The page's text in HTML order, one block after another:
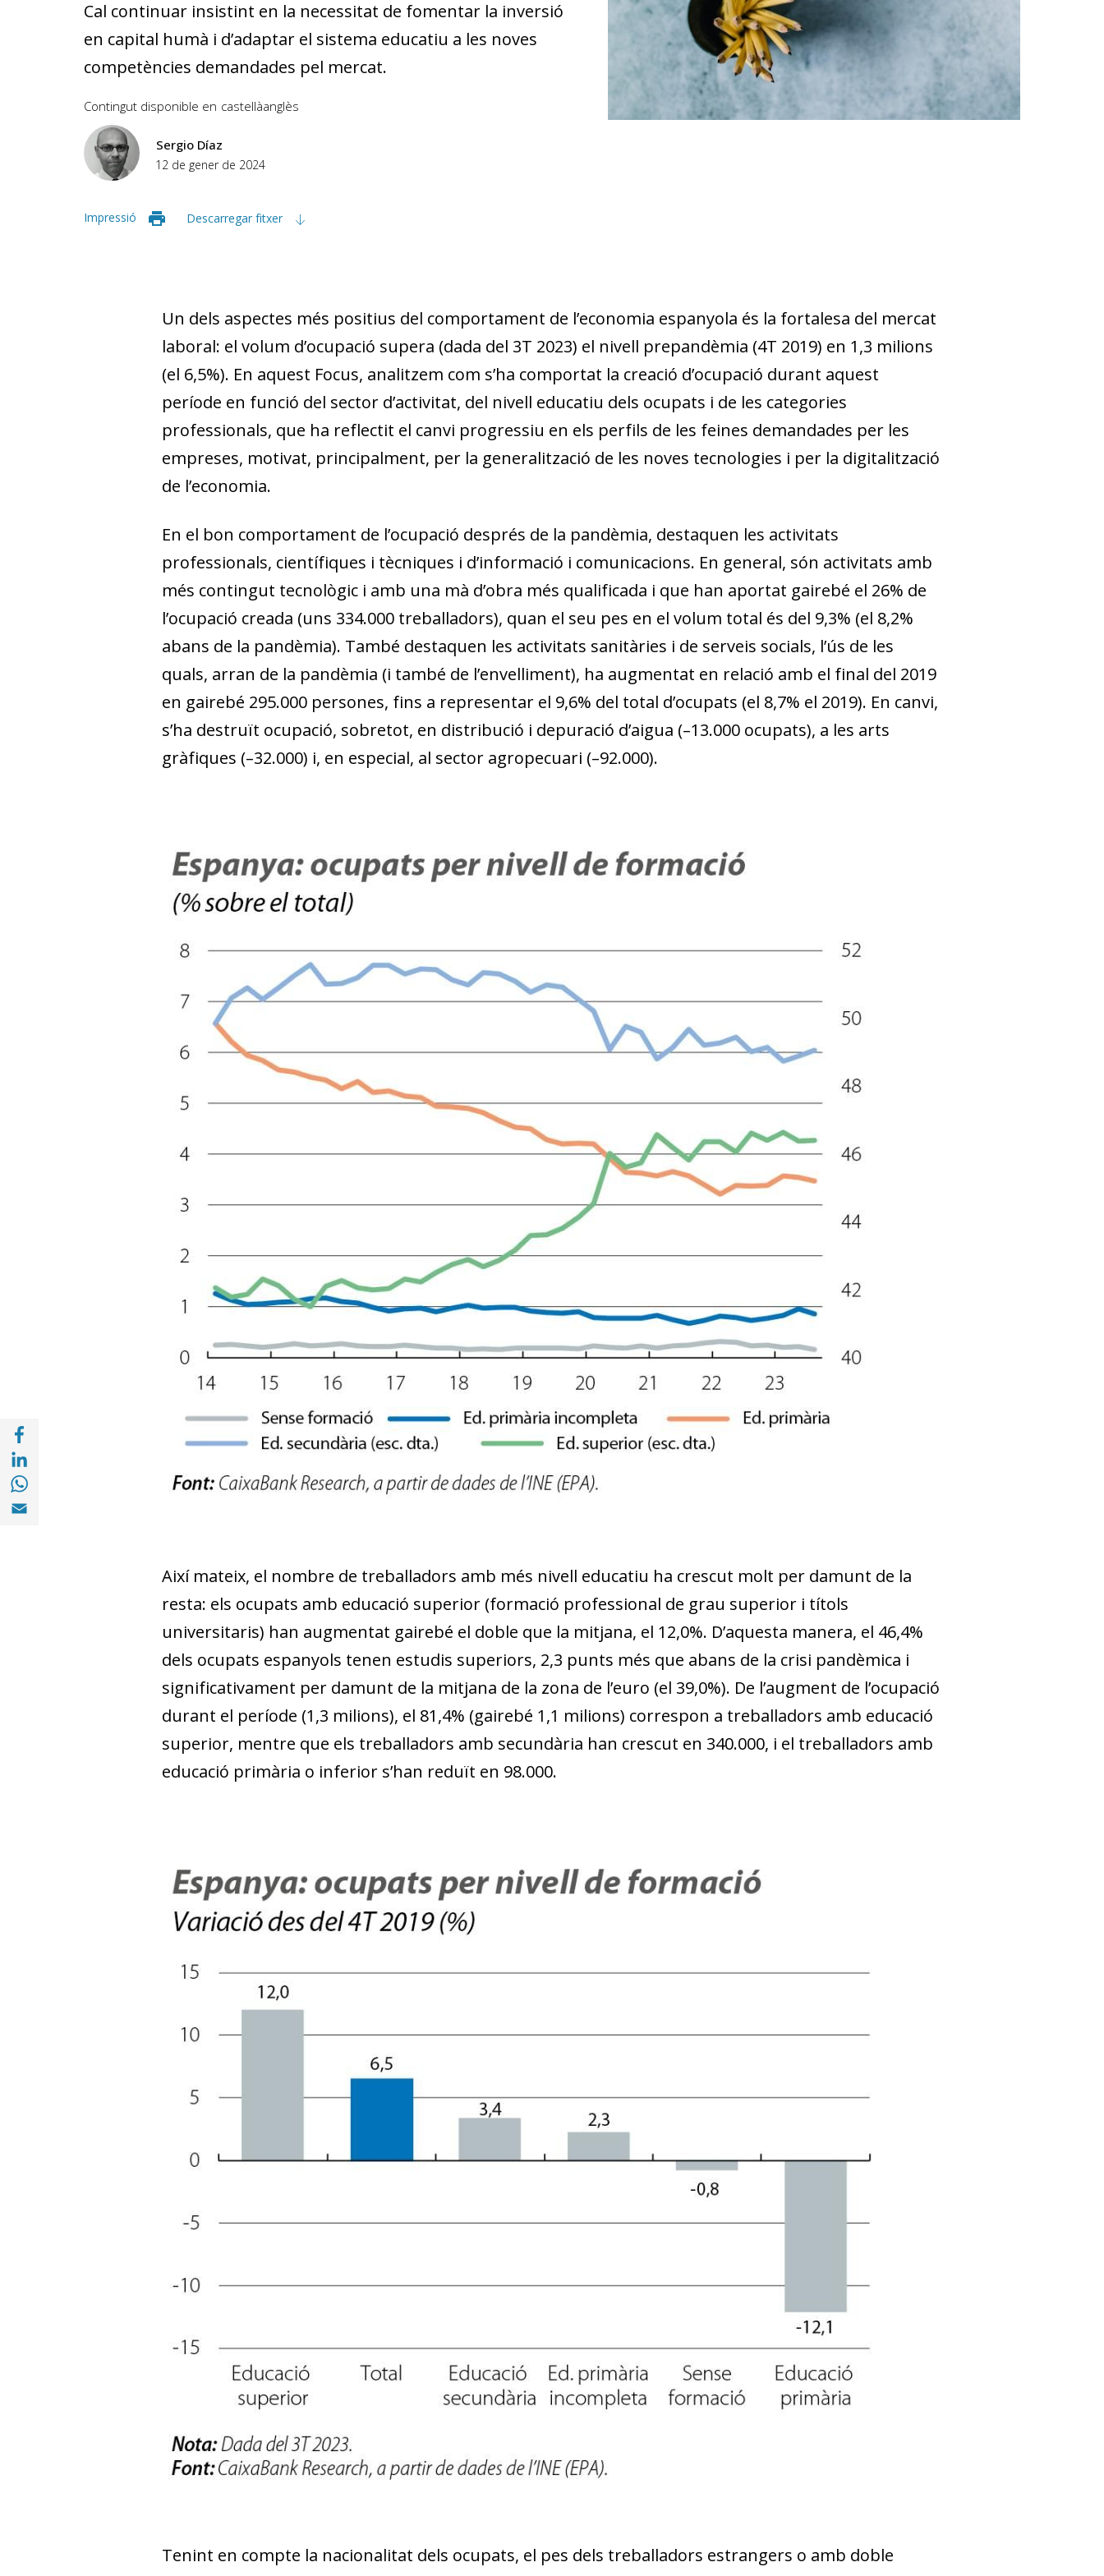
Cal continuar insistint en la necessitat de fomentar la inversió
en capital humà i d’adaptar el sistema educatiu a les noves
competències demandades pel mercat.
Contingut disponible en castellàanglès
Sergio Díaz
12 de gener de 2024
Impressió Descarregar fitxer
Compartir a Facebook (opens in a new window)
Compartir a with Linkedin (opens in a new window)
Compartir a with Whatsapp (opens in a new window)
Un dels aspectes més positius del comportament de l’economia espanyola és la fortalesa del mercat
laboral: el volum d’ocupació supera (dada del 3T 2023) el nivell prepandèmia (4T 2019) en 1,3 milions
(el 6,5%). En aquest Fo­­cus, analitzem com s’ha comportat la creació d’ocupació durant aquest
període en funció del sector d’activitat, del nivell educatiu dels ocupats i de les categories
professionals, que ha reflectit el canvi progressiu en els perfils de les feines demandades per les
empreses, motivat, principalment, per la generalització de les noves tecnologies i per la digitalització
de l’economia.
En el bon comportament de l’ocupació després de la pandèmia, destaquen les activitats
professionals, científiques i tècniques i d’informació i comunicacions. En general, són activitats amb
més contingut tecnològic i amb una mà d’obra més qualificada i que han aportat gairebé el 26% de
l’ocupació creada (uns 334.000 treballadors), quan el seu pes en el volum total és del 9,3% (el 8,2%
abans de la pandèmia). També destaquen les activitats sanitàries i de serveis socials, l’ús de les
quals, arran de la pandèmia (i també de l’envelliment), ha augmentat en relació amb el final del 2019
en gairebé 295.000 persones, fins a representar el 9,6% del total d’ocupats (el 8,7% el 2019). En canvi,
s’ha destruït ocupació, sobretot, en distribució i depuració d’aigua (–13.000 ocupats), a les arts
gràfiques (–32.000) i, en especial, al sector agropecuari (–92.000).
Així mateix, el nombre de treballadors amb més nivell educatiu ha crescut molt per damunt de la
resta: els ocupats amb educació superior (formació professional de grau superior i títols
universitaris) han augmentat gairebé el doble que la mitjana, el 12,0%. D’aquesta manera, el 46,4%
dels ocupats espanyols tenen estudis superiors, 2,3 punts més que abans de la crisi pandèmica i
significativament per damunt de la mitjana de la zona de l’euro (el 39,0%). De l’augment de l’ocupació
durant el període (1,3 milions), el 81,4% (gairebé 1,1 milions) correspon a treballadors amb educació
superior, mentre que els treballadors amb secundària han crescut en 340.000, i el treballadors amb
educació primària o inferior s’han reduït en 98.000.
Tenint en compte la nacionalitat dels ocupats, el pes dels treballadors estrangers o amb doble